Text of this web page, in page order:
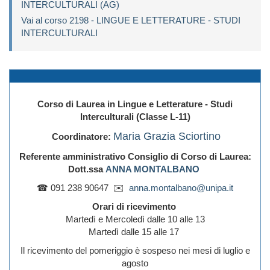
INTERCULTURALI (AG)
Vai al corso 2198 - LINGUE E LETTERATURE - STUDI
INTERCULTURALI
Corso di Laurea in Lingue e Letterature - Studi
Interculturali (Classe L-11)
Coordinatore: Maria Grazia Sciortino
Referente amministrativo Consiglio di Corso di Laurea:
Dott.ssaANNA MONTALBANO
☎ 091 238 90647 ✉ anna.montalbano@unipa.it
Orari di ricevimento
Martedì e Mercoledì dalle 10 alle 13
Martedì dalle 15 alle 17
Il ricevimento del pomeriggio è sospeso nei mesi di luglio e
agosto